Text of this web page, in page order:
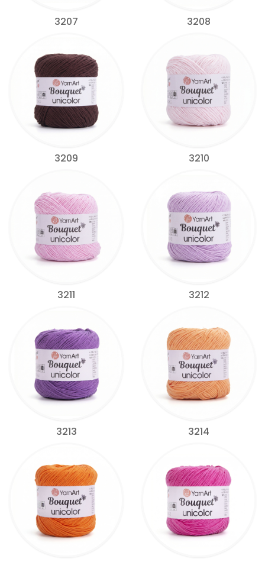
3207 3208
3209 3210
3211 3212
3213 3214